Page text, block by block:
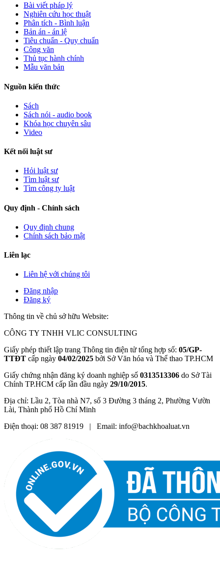
Bài viết pháp lý
Nghiên cứu học thuật
Phân tích - Bình luận
Bản án - án lệ
Tiêu chuẩn - Quy chuẩn
Công văn
Thủ tục hành chính
Mẫu văn bản
Nguồn kiến thức
Sách
Sách nói - audio book
Khóa học chuyên sâu
Video
Kết nối luật sư
Hỏi luật sư
Tìm luật sư
Tìm công ty luật
Quy định - Chính sách
Quy định chung
Chính sách bảo mật
Liên lạc
Liên hệ với chúng tôi
Đăng nhập
Đăng ký
Thông tin về chủ sở hữu Website:
CÔNG TY TNHH VLIC CONSULTING
Giấy phép thiết lập trang Thông tin điện tử tổng hợp số: 05/GP-
TTĐT cấp ngày 04/02/2025 bởi Sở Văn hóa và Thể thao TP.HCM
Giấy chứng nhận đăng ký doanh nghiệp số 0313513306 do Sở Tài
Chính TP.HCM cấp lần đầu ngày 29/10/2015.
Địa chỉ: Lầu 2, Tòa nhà N7, số 3 Đường 3 tháng 2, Phường Vườn
Lài, Thành phố Hồ Chí Minh
Điện thoại: 08 387 81919 | Email: info@bachkhoaluat.vn